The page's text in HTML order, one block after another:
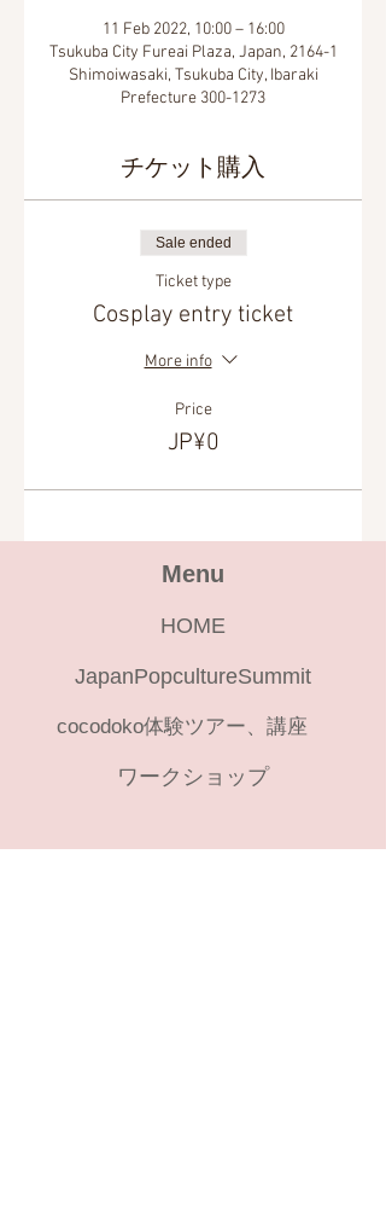
11 Feb 2022, 10:00 – 16:00
Tsukuba City Fureai Plaza, Japan, 2164-1
Shimoiwasaki, Tsukuba City, Ibaraki
Prefecture 300-1273
チケット購入
Sale ended
Ticket type
Cosplay entry ticket
More info
Price
JP¥0
Menu
HOME
JapanPopcultureSummit
cocodoko体験ツアー、講座
ワークショップ